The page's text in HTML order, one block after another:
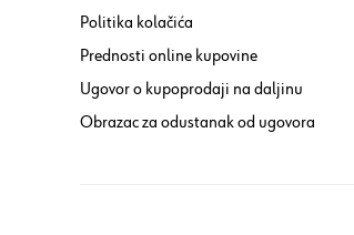
Politika kolačića
Prednosti online kupovine
Ugovor o kupoprodaji na daljinu
Obrazac za odustanak od ugovora